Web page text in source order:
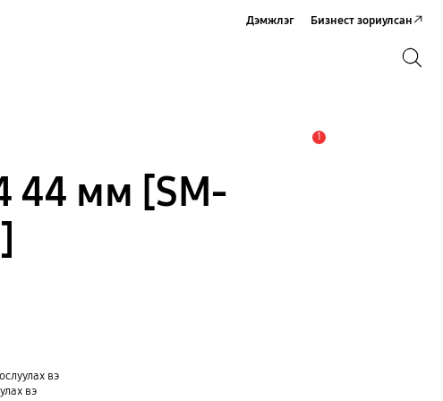
Дэмжлэг Бизнест зориулсан
1
44 мм [SM-
вэ
вэ